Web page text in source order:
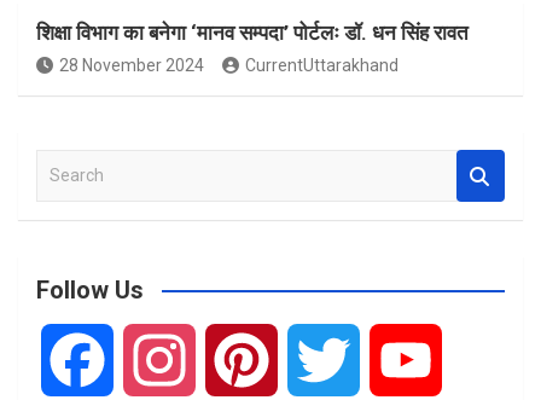
शिक्षा विभाग का बनेगा ‘मानव सम्पदा’ पोर्टलः डॉ. धन सिंह रावत
28 November 2024 CurrentUttarakhand
a
c
Follow Us